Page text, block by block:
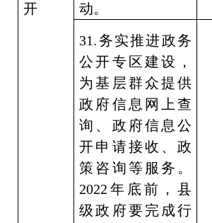
开
动。
31.务实推进政务
公开专区建设，
为基层群众提供
政府信息网上查
询、政府信息公
开申请接收、政
策咨询等服务。
2022 年底前，县
级政府要完成行